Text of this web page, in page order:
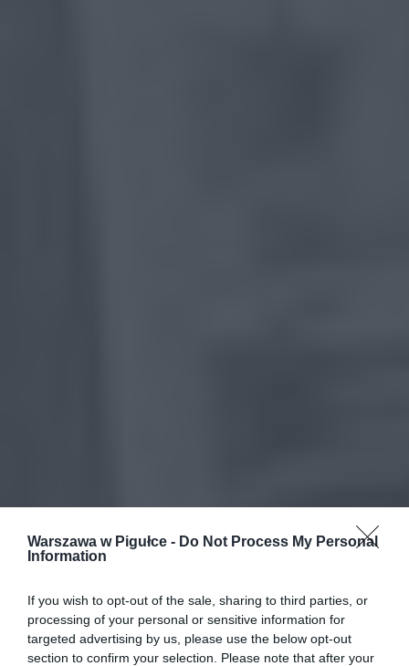
Warszawa w Pigułce - Do Not Process My Personal
Information
If you wish to opt-out of the sale, sharing to third parties, or
processing of your personal or sensitive information for
targeted advertising by us, please use the below opt-out
section to confirm your selection. Please note that after your